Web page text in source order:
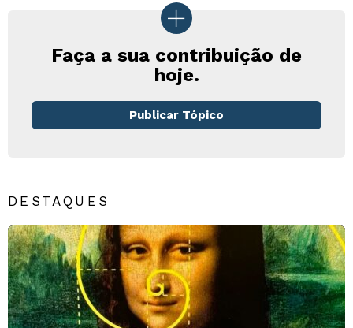
Faça a sua contribuição de
hoje.
Publicar Tópico
DESTAQUES